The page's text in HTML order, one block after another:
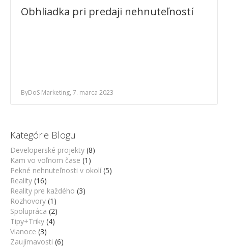
Obhliadka pri predaji nehnuteľností
ByDoS Marketing, 7. marca 2023
Kategórie Blogu
Developerské projekty (8)
Kam vo voľnom čase (1)
Pekné nehnuteľnosti v okolí (5)
Reality (16)
Reality pre každého (3)
Rozhovory (1)
Spolupráca (2)
Tipy+Triky (4)
Vianoce (3)
Zaujímavosti (6)